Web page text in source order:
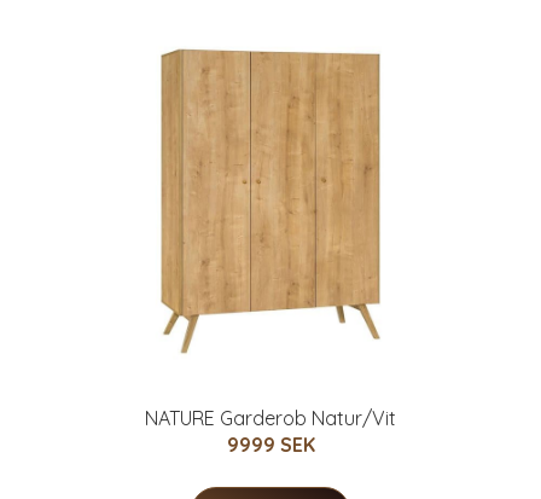
NATURE Garderob Natur/Vit
9999 SEK